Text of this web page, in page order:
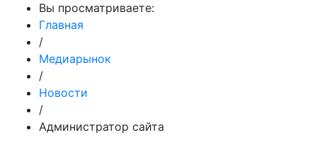
Вы просматриваете:
Главная
/
Медиарынок
/
Новости
/
Администратор сайта